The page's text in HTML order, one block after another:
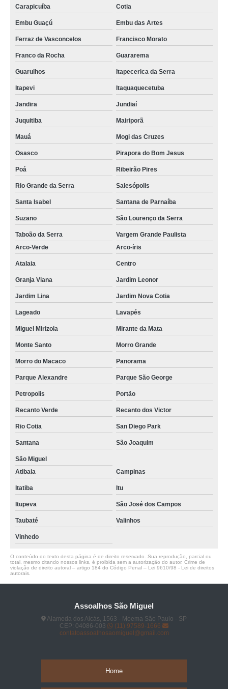
Carapicuíba Cotia
Embu Guaçú Embu das Artes
Ferraz de Vasconcelos Francisco Morato
Franco da Rocha Guararema
Guarulhos Itapecerica da Serra
Itapevi Itaquaquecetuba
Jandira Jundiaí
Juquitiba Mairiporã
Mauá Mogi das Cruzes
Osasco Pirapora do Bom Jesus
Poá Ribeirão Pires
Rio Grande da Serra Salesópolis
Santa Isabel Santana de Parnaíba
Suzano São Lourenço da Serra
Taboão da Serra
Vargem Grande Paulista
Arco-Verde
Arco-íris
Atalaia Centro
Granja Viana Jardim Leonor
Jardim Lina Jardim Nova Cotia
Lageado Lavapés
Miguel Mirizola Mirante da Mata
Monte Santo Morro Grande
Morro do Macaco Panorama
Parque Alexandre Parque São George
Petropolis Portão
Recanto Verde Recanto dos Victor
Rio Cotia San Diego Park
Santana São Joaquim
São Miguel
Atibaia
Campinas
Itatiba Itu
Itupeva São José dos Campos
Taubaté Valinhos
Vinhedo
O conteúdo do texto desta página é de direito reservado. Sua reprodução, parcial ou
total, mesmo citando nossos links, é proibida sem a autorização do autor. Crime de
violação de direito autoral – artigo 184 do Código Penal – Lei 9610/98 - Lei de direitos
autorais
Assoalhos São Miguel
Alameda dos Aicás, 1563 - Moema São Paulo - SP
CEP: 04086-003
(11) 97589-1666
contatoassoalhosaomiguel@gmail.com
Home